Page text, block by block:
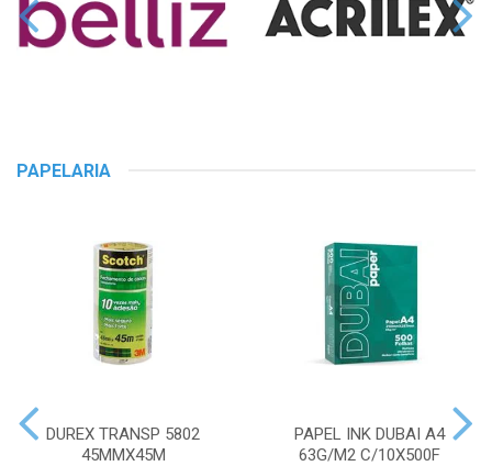
PAPELARIA
DUREX TRANSP 5802
45MMX45M
PAPEL INK DUBAI A4
63G/M2 C/10X500F